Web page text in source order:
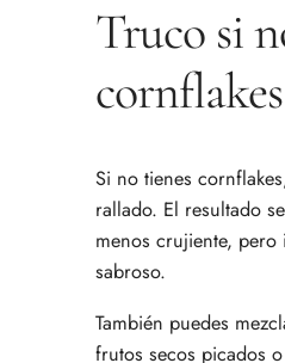
Truco si
cornflakes
Si no tienes
rallado. El resultado
menos crujiente, pero
sabroso.
También puedes
frutos secos picados